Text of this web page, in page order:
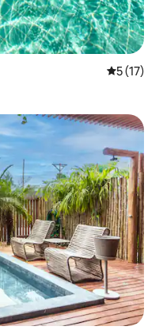
5 de uma
5 (17)